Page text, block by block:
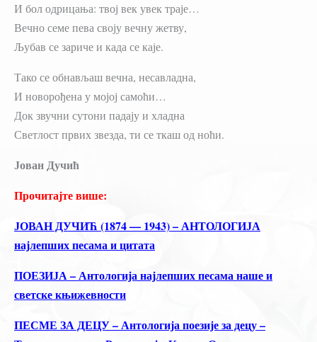
И бол одрицања: твој век увек траје…
Вечно семе пева своју вечну жетву,
Љубав се зариче и када се каје.
Тако се обнављаш вечна, несавладна,
И новорођена у мојој самоћи…
Док звучни сутони падају и хладна
Светлост првих звезда, ти се ткаш од ноћи.
Јован Дучић
Прочитајте више:
ЈОВАН ДУЧИЋ (1874 — 1943) – АНТОЛОГИЈА
најлепших песама и цитата
ПОЕЗИЈА – Антологија најлепших песама наше и
светске књижевности
ПЕСМЕ ЗА ДЕЦУ – Антологија поезије за децу –